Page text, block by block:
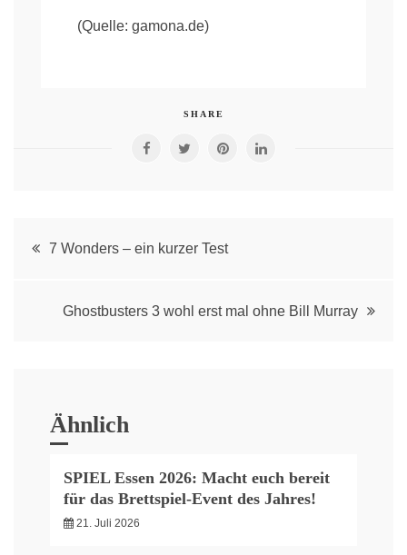
(Quelle: gamona.de)
SHARE
Post7 Wonders – ein kurzer Test
Ghostbusters 3 wohl erst mal ohne Bill Murray
Ähnlich
SPIEL Essen 2026: Macht euch bereit
für das Brettspiel-Event des Jahres!
21. Juli 2026